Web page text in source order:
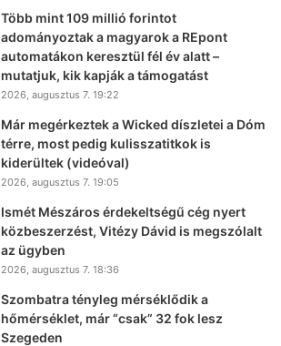
Több mint 109 millió forintot
adományoztak a magyarok a REpont
automatákon keresztül fél év alatt –
mutatjuk, kik kapják a támogatást
2026, augusztus 7. 19:22
Már megérkeztek a Wicked díszletei a Dóm
térre, most pedig kulisszatitkok is
kiderültek (videóval)
2026, augusztus 7. 19:05
Ismét Mészáros érdekeltségű cég nyert
közbeszerzést, Vitézy Dávid is megszólalt
az ügyben
2026, augusztus 7. 18:36
Szombatra tényleg mérséklődik a
hőmérséklet, már “csak” 32 fok lesz
Szegeden